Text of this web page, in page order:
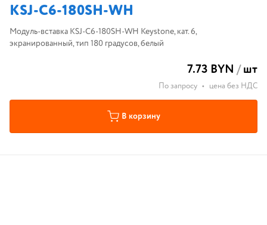
KSJ-C6-180SH-WH
Модуль-вставка KSJ-C6-180SH-WH Keystone, кат. 6,
экранированный, тип 180 градусов, белый
7.73 BYN /шт
По запросу • цена без НДС
В корзину